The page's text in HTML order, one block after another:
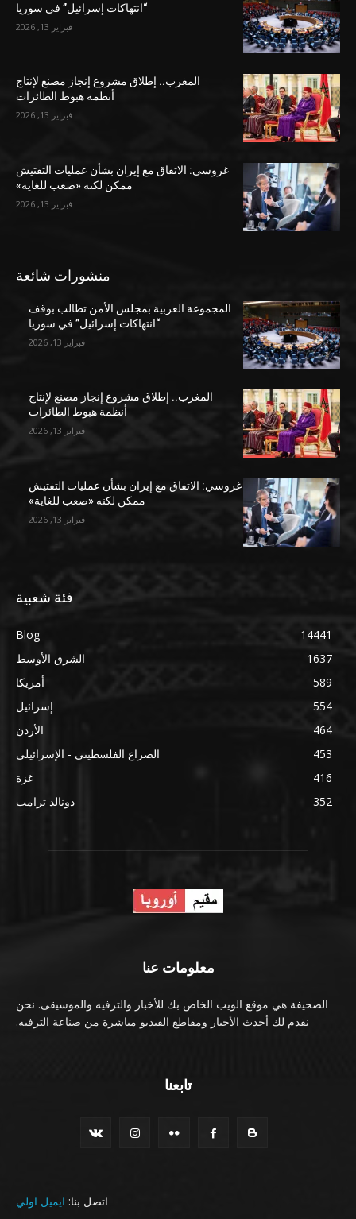
“انتهاكات إسرائيل” في سوريا
فبراير 13, 2026
المغرب.. إطلاق مشروع إنجاز مصنع لإنتاج
أنظمة هبوط الطائرات
فبراير 13, 2026
غروسي: الاتفاق مع إيران بشأن عمليات التفتيش
ممكن لكنه «صعب للغاية»
فبراير 13, 2026
منشورات شائعة
المجموعة العربية بمجلس الأمن تطالب بوقف
“انتهاكات إسرائيل” في سوريا
فبراير 13, 2026
المغرب.. إطلاق مشروع إنجاز مصنع لإنتاج
أنظمة هبوط الطائرات
فبراير 13, 2026
غروسي: الاتفاق مع إيران بشأن عمليات التفتيش
ممكن لكنه «صعب للغاية»
فبراير 13, 2026
فئة شعبية
Blog
14441
الشرق الأوسط
1637
أمريكا
589
إسرائيل
554
الأردن
464
الصراع الفلسطيني - الإسرائيلي
453
غزة
416
دونالد ترامب
352
معلومات عنا
الصحيفة هي موقع الويب الخاص بك للأخبار والترفيه والموسيقى. نحن
نقدم لك أحدث الأخبار ومقاطع الفيديو مباشرة من صناعة الترفيه.
تابعنا
اتصل بنا: ايميل اولي